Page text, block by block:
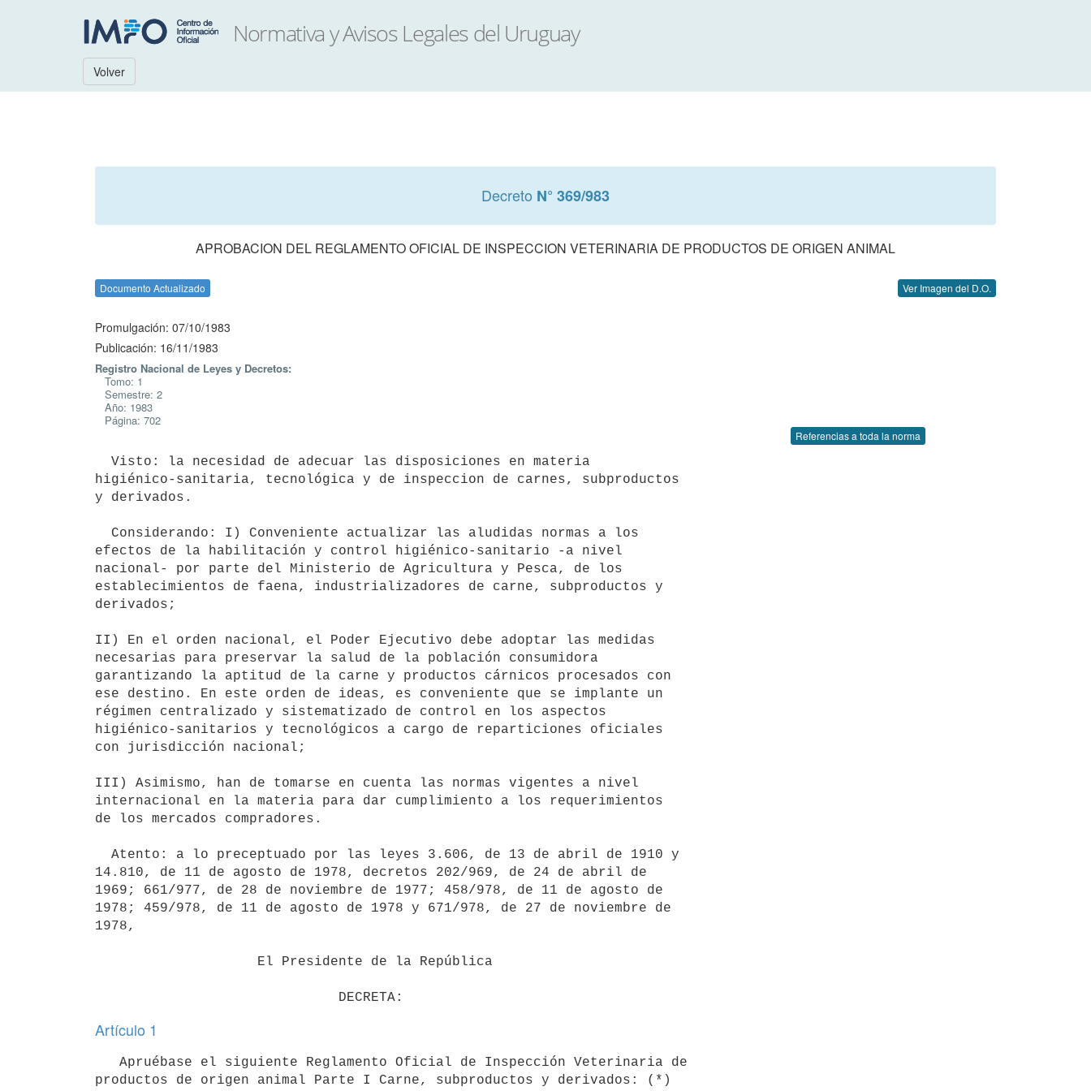
Volver
Decreto N° 369/983
APROBACION DEL REGLAMENTO OFICIAL DE INSPECCION VETERINARIA DE PRODUCTOS DE ORIGEN ANIMAL
Documento Actualizado Ver Imagen del D.O.
Promulgación: 07/10/1983
Publicación: 16/11/1983
Registro Nacional de Leyes y Decretos:
Tomo: 1
Semestre: 2
Año: 1983
Página: 702
Referencias a toda la norma
higiénico-sanitaria, tecnológica y de inspeccion de carnes, subproductos
y derivados.
efectos de la habilitación y control higiénico-sanitario -a nivel
nacional- por parte del Ministerio de Agricultura y Pesca, de los
establecimientos de faena, industrializadores de carne, subproductos y
derivados;
II) En el orden nacional, el Poder Ejecutivo debe adoptar las medidas
necesarias para preservar la salud de la población consumidora
garantizando la aptitud de la carne y productos cárnicos procesados con
ese destino. En este orden de ideas, es conveniente que se implante un
régimen centralizado y sistematizado de control en los aspectos
higiénico-sanitarios y tecnológicos a cargo de reparticiones oficiales
con jurisdicción nacional;
III) Asimismo, han de tomarse en cuenta las normas vigentes a nivel
internacional en la materia para dar cumplimiento a los requerimientos
de los mercados compradores.
14.810, de 11 de agosto de 1978, decretos 202/969, de 24 de abril de
1969; 661/977, de 28 de noviembre de 1977; 458/978, de 11 de agosto de
1978; 459/978, de 11 de agosto de 1978 y 671/978, de 27 de noviembre de
1978,
Artículo 1